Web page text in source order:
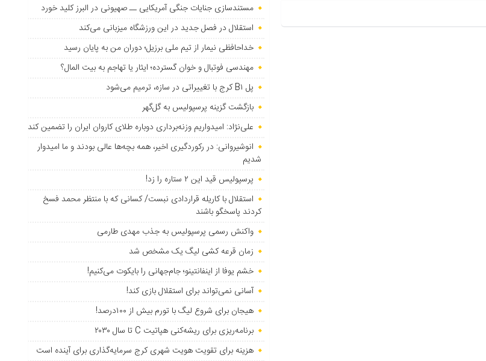
مستندسازی جنایات جنگی آمریکایی ــ صهیونی در البرز کلید خورد
استقلال در فصل جدید در این ورزشگاه میزبانی می‌کند
خداحافظی نیمار از تیم ملی برزیل؛ دوران من به پایان رسید
مهندسی فوتبال و خوان گسترده؛ ایثار یا تهاجم به بیت المال؟
پل B۱ کرج با تغییراتی در سازه، ترمیم می‌شود
بازگشت گزینه پرسپولیس به ‌گل‌گهر
علی‌نژاد: امیدواریم وزنه‌برداری دوباره طلای کاروان ایران را تضمین کند
انوشیروانی: در رکوردگیری اخیر، همه بچه‌ها عالی بودند و ما امیدوار
شدیم
پرسپولیس قید این ۲ ستاره را زد!
استقلال با کاریله قراردادی نبست/ کسانی که با منتظر محمد فسخ
کردند پاسخگو باشند
واکنش رسمی پرسپولیس به جذب مهدی طارمی
زمان قرعه کشی لیگ یک مشخص شد
خشم یوفا از اینفانتینو؛ جام‌جهانی را بایکوت می‌کنیم!
آسانی نمی‌تواند برای استقلال بازی کند!
هیجان برای شروع لیگ با تورم بیش از ۱۰۰درصد!
برنامه‌ریزی برای ریشه‌کنی هپاتیت C تا سال ۲۰۳۰
هزینه برای تقویت هویت شهری کرج سرمایه‌گذاری برای آینده است